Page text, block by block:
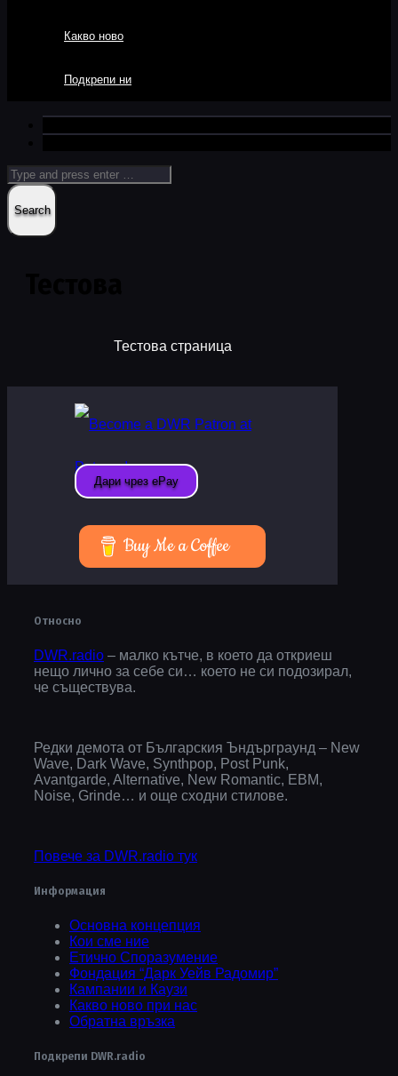
Какво ново
Подкрепи ни
Тестова страница
Buy Me a Coffee
Относно
DWR.radio – малко кътче, в което да откриеш
нещо лично за себе си… което не си подозирал,
че съществува.
Редки демота от Българския Ъндърграунд – New
Wave, Dark Wave, Synthpop, Post Punk,
Avantgarde, Alternative, New Romantic, EBM,
Noise, Grinde… и още сходни стилове.
Повече за DWR.radio тук
Информация
Основна концепция
Кои сме ние
Етично Споразумение
Фондация “Дарк Уейв Радомир”
Кампании и Каузи
Какво ново при нас
Обратна връзка
Подкрепи DWR.radio